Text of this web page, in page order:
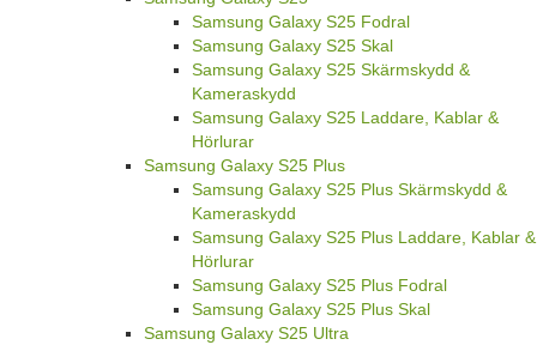
Samsung Galaxy S25 Fodral
Samsung Galaxy S25 Skal
Samsung Galaxy S25 Skärmskydd &
Kameraskydd
Samsung Galaxy S25 Laddare, Kablar &
Hörlurar
Samsung Galaxy S25 Plus
Samsung Galaxy S25 Plus Skärmskydd &
Kameraskydd
Samsung Galaxy S25 Plus Laddare, Kablar &
Hörlurar
Samsung Galaxy S25 Plus Fodral
Samsung Galaxy S25 Plus Skal
Samsung Galaxy S25 Ultra